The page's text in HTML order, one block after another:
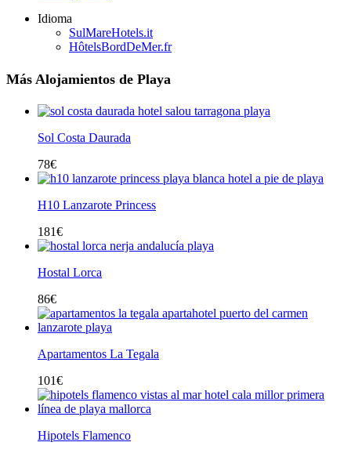
Idioma
SulMareHotels.it
HôtelsBordDeMer.fr
Más Alojamientos de Playa
Sol Costa Daurada
78€
H10 Lanzarote Princess
181€
Hostal Lorca
86€
Apartamentos La Tegala
101€
Hipotels Flamenco